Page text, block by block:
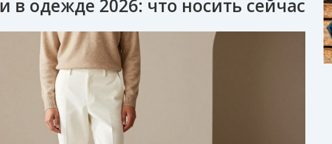
в одежде 2026: что носить сейчас